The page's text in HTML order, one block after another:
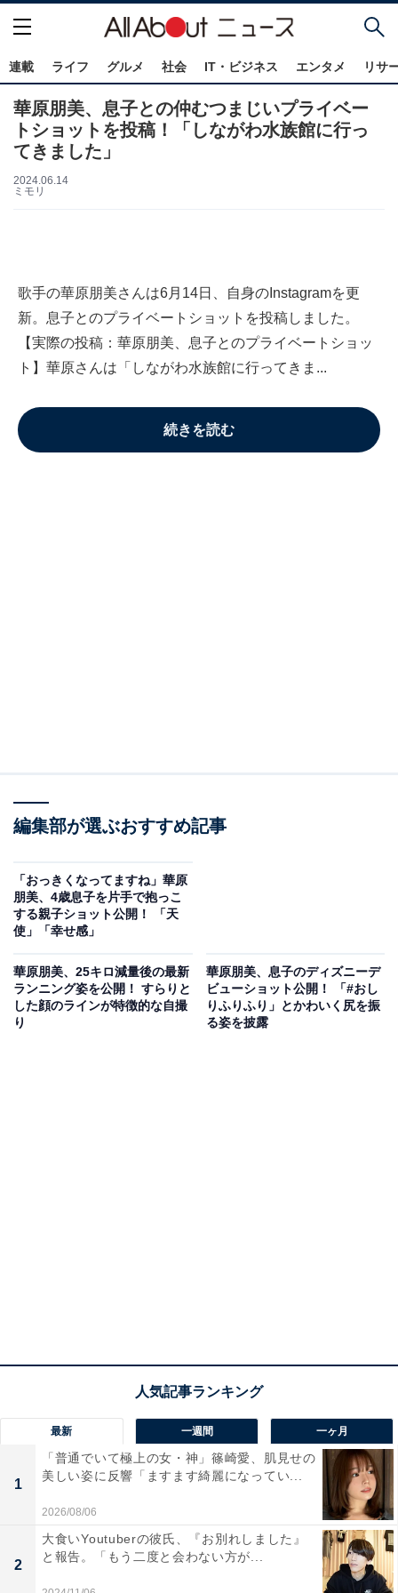
連載 ライフ グルメ 社会 IT・ビジネス エンタメ リサ
華原朋美、息子との仲むつまじいプライベー
トショットを投稿！「しながわ水族館に行っ
てきました」
2024.06.14
ミモリ
歌手の華原朋美さんは6月14日、自身のInstagramを更
新。息子とのプライベートショットを投稿しました。
【実際の投稿：華原朋美、息子とのプライベートショッ
ト】華原さんは「しながわ水族館に行ってきま...
続きを読む
編集部が選ぶおすすめ記事
「おっきくなってますね」華原
朋美、4歳息子を片手で抱っこ
する親子ショット公開！ 「天
使」「幸せ感」
華原朋美、25キロ減量後の最新
ランニング姿を公開！ すらりと
した顔のラインが特徴的な自撮
り
華原朋美、息子のディズニーデ
ビューショット公開！ 「#おし
りふりふり」とかわいく尻を振
る姿を披露
最新 一週間 一ヶ月
1
「普通でいて極上の女・神」篠崎愛、肌見せの
美しい姿に反響「ますます綺麗になってい...
2026/08/06
2
大食いYoutuberの彼氏、『お別れしました』
と報告。「もう二度と会わない方が...